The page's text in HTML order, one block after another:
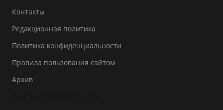
Контакты
Редакционная политика
Политика конфиденциальности
Правила пользования сайтом
Архив